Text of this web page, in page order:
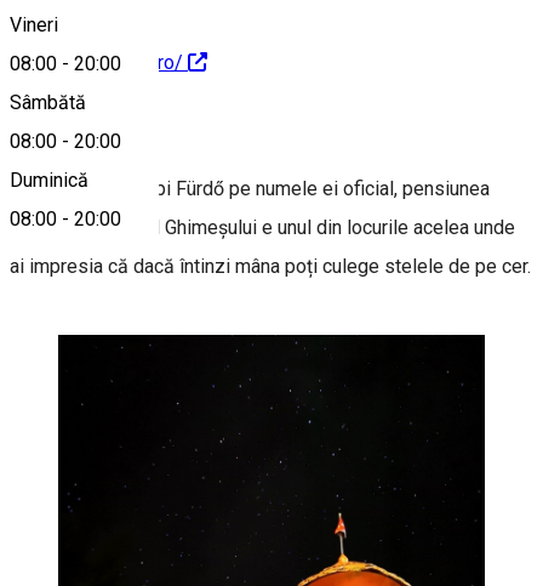
Vineri
08:00 - 20:00
Sâmbătă
08:00 - 20:00
Duminică
08:00 - 20:00
https://muhos.ro/ro/
Despre
Muhos Pataki Népi Fürdő pe numele ei oficial, pensiunea
Muhos din Ținutul Ghimeșului e unul din locurile acelea unde
ai impresia că dacă întinzi mâna poți culege stelele de pe cer.